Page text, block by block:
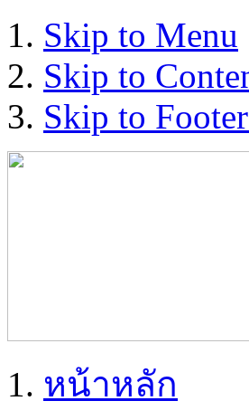
Skip to Menu
Skip to
Skip to
หน้าหลัก